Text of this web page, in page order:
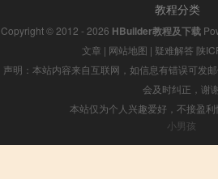
教程分类
Copyright © 2012 - 2026 HBuilder教程及下载
文章 | 网站地图 | 疑难解答 陕
声明：本站内容来自互联网，如信息有错误可发
会及时纠正，谢
本站仅为个人兴趣爱好，不接盈
小男孩